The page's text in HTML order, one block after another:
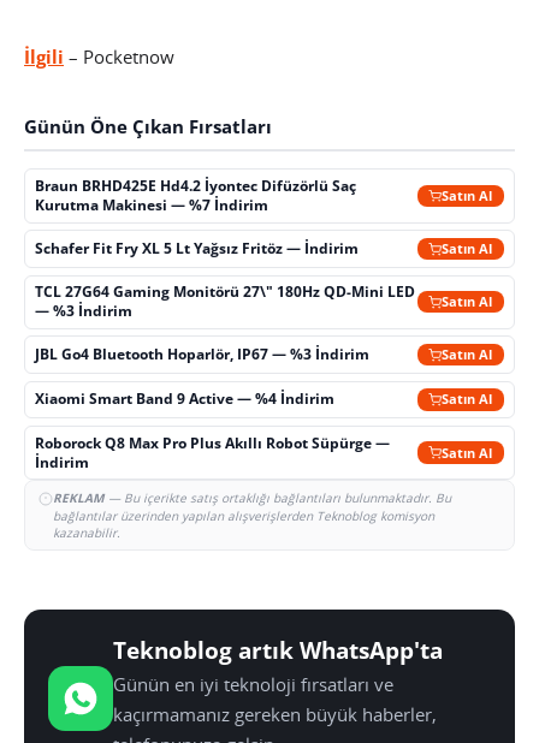
İlgili – Pocketnow
Günün Öne Çıkan Fırsatları
Braun BRHD425E Hd4.2 İyontec Difüzörlü Saç
Kurutma Makinesi — %7 İndirim
Satın Al
Schafer Fit Fry XL 5 Lt Yağsız Fritöz — İndirim Satın Al
TCL 27G64 Gaming Monitörü 27\" 180Hz QD-Mini LED
— %3 İndirim
Satın Al
JBL Go4 Bluetooth Hoparlör, IP67 — %3 İndirim Satın Al
Xiaomi Smart Band 9 Active — %4 İndirim Satın Al
Roborock Q8 Max Pro Plus Akıllı Robot Süpürge —
İndirim
Satın Al
REKLAM— Bu içerikte satış ortaklığı bağlantıları bulunmaktadır. Bu
bağlantılar üzerinden yapılan alışverişlerden Teknoblog komisyon
kazanabilir.
Teknoblog artık WhatsApp'ta
Günün en iyi teknoloji fırsatları ve
kaçırmamanız gereken büyük haberler,